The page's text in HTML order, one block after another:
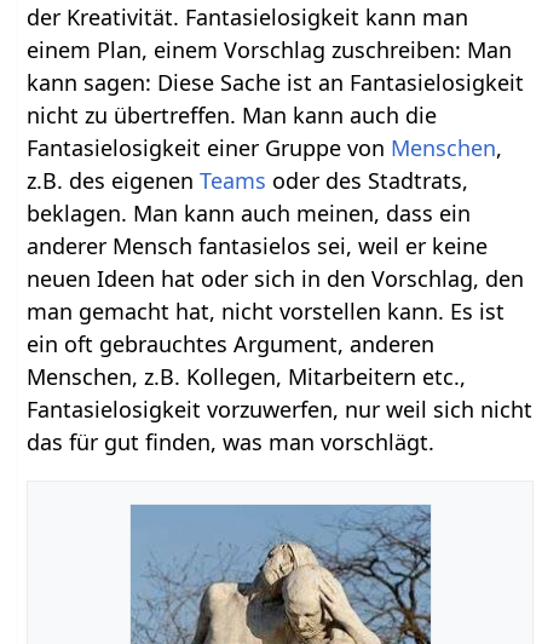
der Kreativität. Fantasielosigkeit kann man
einem Plan, einem Vorschlag zuschreiben: Man
kann sagen: Diese Sache ist an Fantasielosigkeit
nicht zu übertreffen. Man kann auch die
Fantasielosigkeit einer Gruppe von Menschen,
z.B. des eigenenTeams oder des Stadtrats,
beklagen. Man kann auch meinen, dass ein
anderer Mensch fantasielos sei, weil er keine
neuen Ideen hat oder sich in den Vorschlag, den
man gemacht hat, nicht vorstellen kann. Es ist
ein oft gebrauchtes Argument, anderen
Menschen, z.B. Kollegen, Mitarbeitern etc.,
Fantasielosigkeit vorzuwerfen, nur weil sich nicht
das für gut finden, was man vorschlägt.